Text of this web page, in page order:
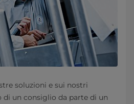
soluzioni e sui nostri
un consiglio da parte di un